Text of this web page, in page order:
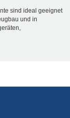
sind ideal geeignet
und in